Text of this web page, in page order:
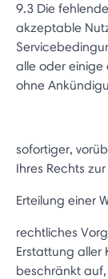
9.3 Die
akzeptable
alle oder
ohne
sofortiger,
Ihres Rechts
Erteilung einer
rechtliches
Erstattung aller
beschränkt